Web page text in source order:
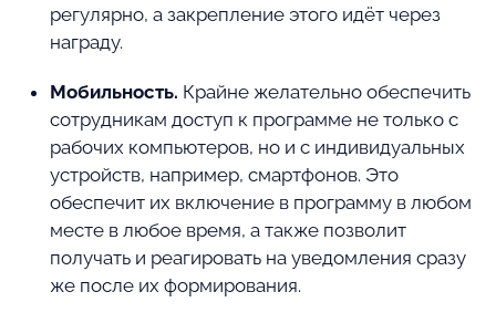
регулярно, а закрепление этого идёт через
награду.
Мобильность. Крайне желательно обеспечить
сотрудникам доступ к программе не только с
рабочих компьютеров, но и с индивидуальных
устройств, например, смартфонов. Это
обеспечит их включение в программу в любом
месте в любое время, а также позволит
получать и реагировать на уведомления сразу
же после их формирования.